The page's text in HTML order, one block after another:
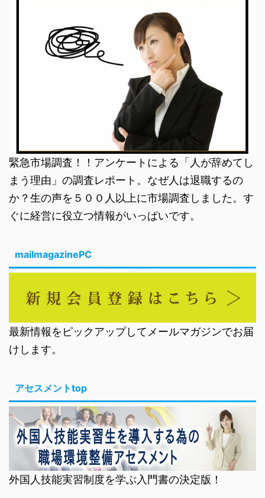
緊急市場調査！！アンケートによる「人が辞めてし
まう理由」の調査レポート。なぜ人は退職するの
か？生の声を５００人以上に市場調査しました。す
ぐに経営に役立つ情報がいっぱいです。
mailmagazinePC
最新情報をピックアップしてメールマガジンでお届
けします。
アセスメントtop
外国人技能実習制度を学ぶ入門書の決定版！